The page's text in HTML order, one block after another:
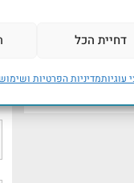
דחיית הכל
עוגיותמדיניות הפרטיות